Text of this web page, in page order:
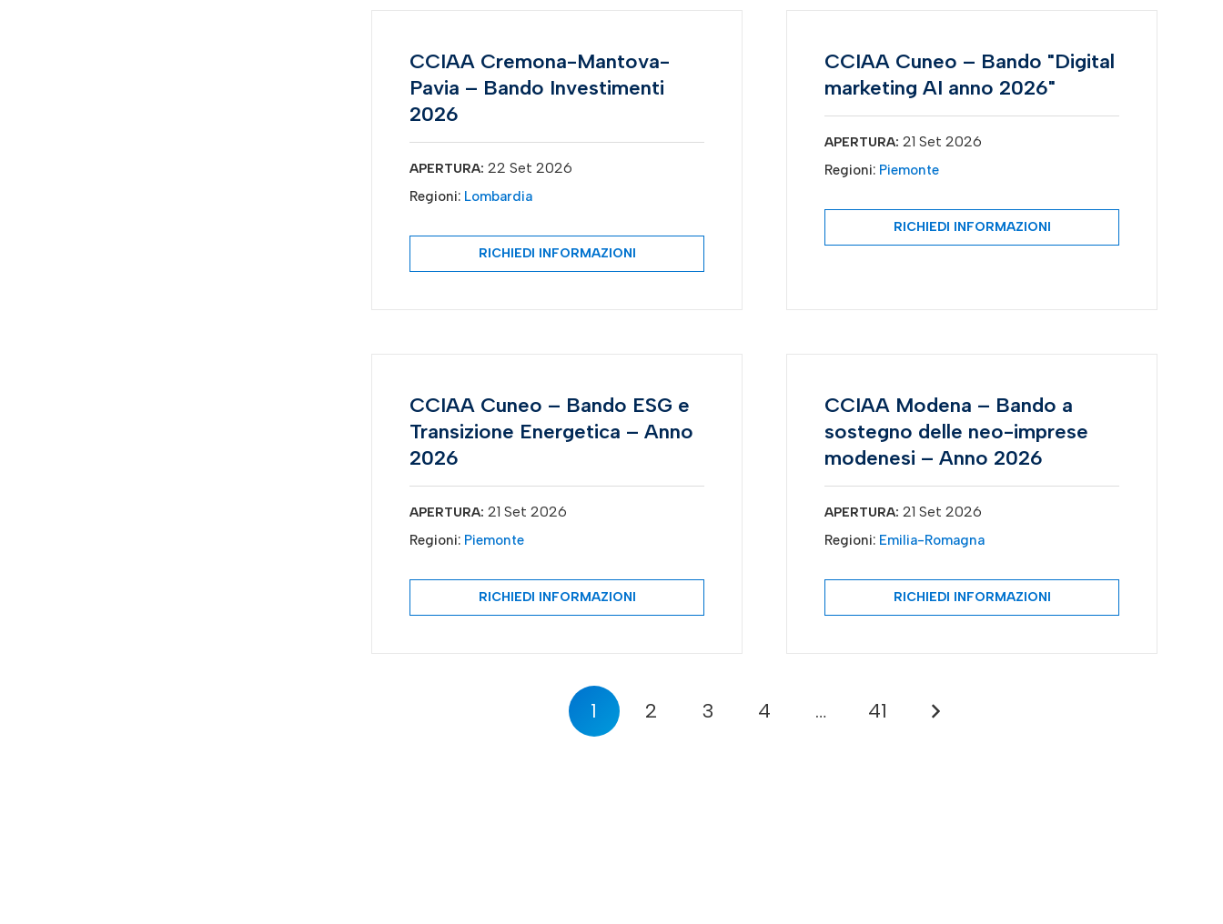
CCIAA Cremona-Mantova-
Pavia – Bando Investimenti
2026
APERTURA: 22 Set 2026
Regioni: Lombardia
RICHIEDI INFORMAZIONI
CCIAA Cuneo – Bando "Digital
marketing AI anno 2026"
APERTURA: 21 Set 2026
Regioni: Piemonte
RICHIEDI INFORMAZIONI
CCIAA Cuneo – Bando ESG e
Transizione Energetica – Anno
2026
APERTURA: 21 Set 2026
Regioni: Piemonte
RICHIEDI INFORMAZIONI
CCIAA Modena – Bando a
sostegno delle neo-imprese
modenesi – Anno 2026
APERTURA: 21 Set 2026
Regioni: Emilia-Romagna
RICHIEDI INFORMAZIONI
1 2 3 4 … 41